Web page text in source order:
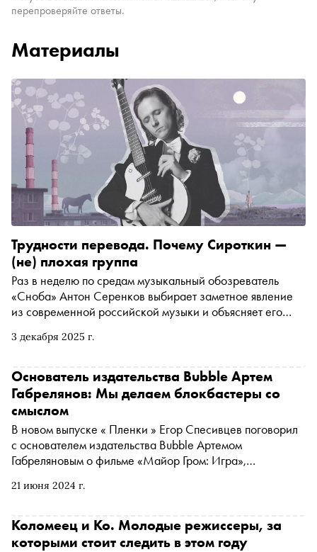
перепроверяйте ответы.
Материалы
3 декабря 2025 г.
Трудности перевода. Почему Сироткин —
(не) плохая группа
Раз в неделю по средам музыкальный обозреватель
«Сноба» Антон Серенков выбирает заметное явление
из современной российской музыки и объясняет его
Сироткин: это припопсованный младший брат Radiohead
с квантовым двойником Виктора Салтыкова на вокале?
Почему их песни кажутся какими-то «иностранными»?
Что не так с новым альбомом «Олень»? И при чем тут
Моррисси?
21 июня 2024 г.
Основатель издательства Bubble Артем
Габрелянов: Мы делаем блокбастеры со
смыслом
В новом выпуске « Пленки » Егор Спесивцев поговорил
с основателем издательства Bubble Артемом
Габреляновым о фильме «Майор Гром: Игра»,
ответственности
Коломеец и Ко. Молодые режиссеры, за
которыми стоит следить в этом году